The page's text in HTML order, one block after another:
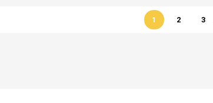
1 2 3